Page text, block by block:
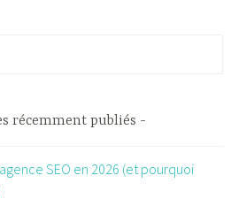
récemment publiés
SEO en 2026 (et pourquoi